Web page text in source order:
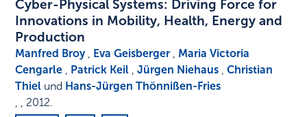
Cyber-Physical Systems: Driving Force for
Innovations in Mobility, Health, Energy and
Production
Manfred Broy, Eva Geisberger , Maria Victoria
Cengarle , Patrick Keil ,Jürgen Niehaus ,Christian
Thiel und Hans-Jürgen Thönnißen-Fries
, , 2012.